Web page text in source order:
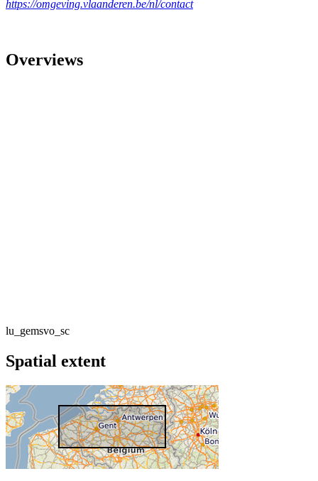
https://omgeving.vlaanderen.be/nl/contact
Overviews
lu_gemsvo_sc
Spatial extent